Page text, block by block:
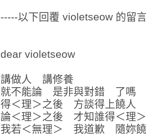
-----以下回覆 violetseow 的留
dear violetseow
講做人 講修養
就不能論 是非與對錯 了嗎
得＜理＞之後 方談得上饒人
論＜理＞之後 才知誰得＜理＞
我若＜無理＞ 我道歉 隨妳